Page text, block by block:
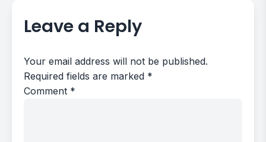
Leave a Reply
Your email address will not be published.
Required fields are marked *
Comment *